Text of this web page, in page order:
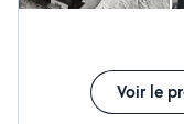
Voir le